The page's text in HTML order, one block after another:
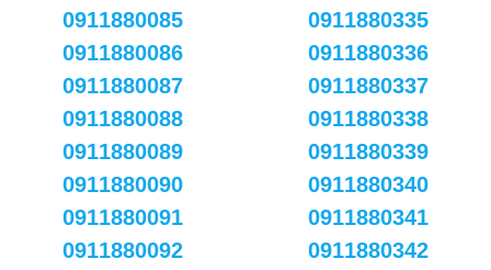
0911880085
0911880086
0911880087
0911880088
0911880089
0911880090
0911880091
0911880092
0911880335
0911880336
0911880337
0911880338
0911880339
0911880340
0911880341
0911880342